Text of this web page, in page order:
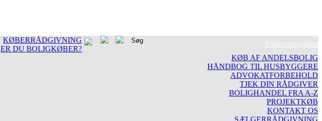
Rådgiverportalen
KØBERRÅDGIVNING
ER DU BOLIGKØBER?
KØB AF ANDELSBOLIG
HÅNDBOG TIL HUSBYGGERE
ADVOKATFORBEHOLD
TJEK DIN RÅDGIVER
BOLIGHANDEL FRA A-Z
PROJEKTKØB
KONTAKT OS
SÆLGERRÅDGIVNING